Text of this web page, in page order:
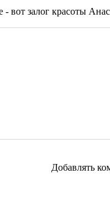
вот залог красоты
Добавлять